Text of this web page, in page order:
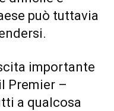
può tuttavia
importante
Premier –
a qualcosa